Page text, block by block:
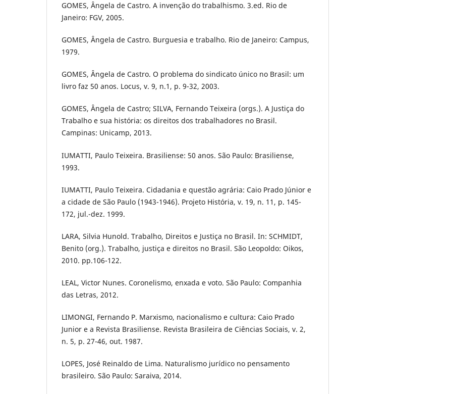
GOMES, Ângela de Castro. A invenção do trabalhismo. 3.ed. Rio de
Janeiro: FGV, 2005.
GOMES, Ângela de Castro. Burguesia e trabalho. Rio de Janeiro: Campus,
1979.
GOMES, Ângela de Castro. O problema do sindicato único no Brasil: um
livro faz 50 anos. Locus, v. 9, n.1, p. 9-32, 2003.
GOMES, Ângela de Castro; SILVA, Fernando Teixeira (orgs.). A Justiça do
Trabalho e sua história: os direitos dos trabalhadores no Brasil.
Campinas: Unicamp, 2013.
IUMATTI, Paulo Teixeira. Brasiliense: 50 anos. São Paulo: Brasiliense,
1993.
IUMATTI, Paulo Teixeira. Cidadania e questão agrária: Caio Prado Júnior e
a cidade de São Paulo (1943-1946). Projeto História, v. 19, n. 11, p. 145-
172, jul.-dez. 1999.
LARA, Silvia Hunold. Trabalho, Direitos e Justiça no Brasil. In: SCHMIDT,
Benito (org.). Trabalho, justiça e direitos no Brasil. São Leopoldo: Oikos,
2010. pp.106-122.
LEAL, Victor Nunes. Coronelismo, enxada e voto. São Paulo: Companhia
das Letras, 2012.
LIMONGI, Fernando P. Marxismo, nacionalismo e cultura: Caio Prado
Junior e a Revista Brasiliense. Revista Brasileira de Ciências Sociais, v. 2,
n. 5, p. 27-46, out. 1987.
LOPES, José Reinaldo de Lima. Naturalismo jurídico no pensamento
brasileiro. São Paulo: Saraiva, 2014.